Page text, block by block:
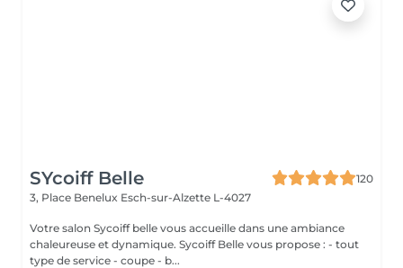
SYcoiff Belle
120
3, Place Benelux Esch-sur-Alzette L-4027
Votre salon Sycoiff belle vous accueille dans une ambiance
chaleureuse et dynamique. Sycoiff Belle vous propose : - tout
type de service - coupe - b...